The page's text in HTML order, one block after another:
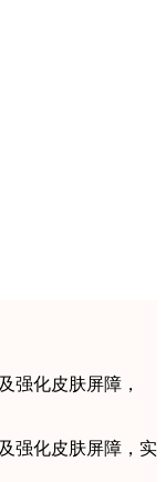
强化皮肤屏障，
强化皮肤屏障，实